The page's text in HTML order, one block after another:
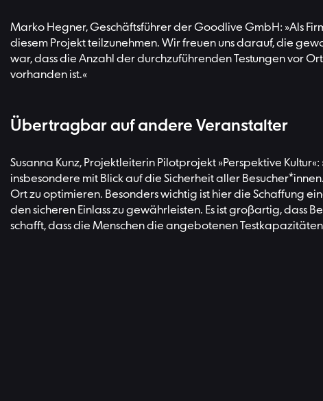
Marko Hegner, Geschäftsführer der Goodlive GmbH: »Als
diesem Projekt teilzunehmen. Wir freuen uns darauf, die
war, dass die Anzahl der durchzuführenden Testungen vor
vorhanden ist.«
Übertragbar auf andere Veranstalter
Susanna Kunz, Projektleiterin Pilotprojekt »Perspektive
insbesondere mit Blick auf die Sicherheit aller
Ort zu optimieren. Besonders wichtig ist hier die Schaffung
den sicheren Einlass zu gewährleisten. Es ist großartig,
schafft, dass die Menschen die angebotenen